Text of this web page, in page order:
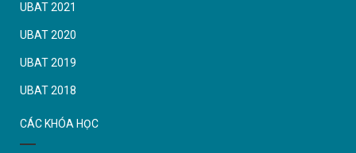
UBAT 2021
UBAT 2020
UBAT 2019
UBAT 2018
CÁC KHÓA HỌC